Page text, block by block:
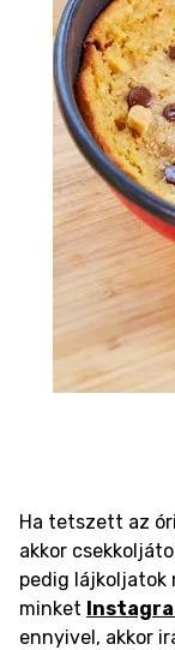
Ha tetszett az
akkor
pedig lájkoljatok
minket
ennyivel, akkor